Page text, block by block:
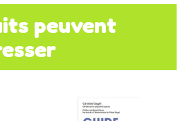
peuvent